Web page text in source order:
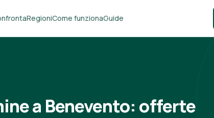
RegioniCome funzionaGuide
a Benevento: offerte